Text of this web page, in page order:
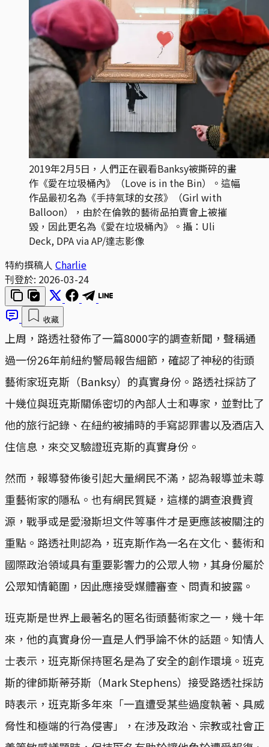
2019年2月5日，人們正在觀看Banksy被撕碎的畫
作《愛在垃圾桶內》（Love is in the Bin）。這幅
作品最初名為《手持氣球的女孩》（Girl with
Balloon），由於在倫敦的藝術品拍賣會上被摧
毀，因此更名為《愛在垃圾桶內》。攝：Uli
Deck, DPA via AP/達志影像
特約撰稿人 Charlie
刊登於: 2026-03-24
收藏
上周，路透社發佈了一篇8000字的調查新聞，聲稱通
過一份26年前紐約警局報告細節，確認了神秘的街頭
藝術家班克斯（Banksy）的真實身份。路透社採訪了
十幾位與班克斯關係密切的內部人士和專家，並對比了
他的旅行記錄、在紐約被捕時的手寫認罪書以及酒店入
住信息，來交叉驗證班克斯的真實身份。
然而，報導發佈後引起大量網民不滿，認為報導並未尊
重藝術家的隱私。也有網民質疑，這樣的調查浪費資
源，戰爭或是愛潑斯坦文件等事件才是更應該被關注的
重點。路透社則認為，班克斯作為一名在文化、藝術和
國際政治領域具有重要影響力的公眾人物，其身份屬於
公眾知情範圍，因此應接受媒體審查、問責和披露。
班克斯是世界上最著名的匿名街頭藝術家之一，幾十年
來，他的真實身份一直是人們爭論不休的話題。知情人
士表示，班克斯保持匿名是為了安全的創作環境。班克
斯的律師斯蒂芬斯（Mark Stephens）接受路透社採訪
時表示，班克斯多年來「一直遭受某些過度執著、具威
脅性和極端的行為侵害」，在涉及政治、宗教或社會正